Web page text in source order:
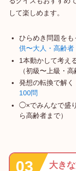
して楽しめます。
ひらめき問題を
供〜大人・高齢者
1本動かして考え
（初級〜上級・高
発想の転換で解
100問
◯×でみんなで盛
ら高齢者まで）
大き